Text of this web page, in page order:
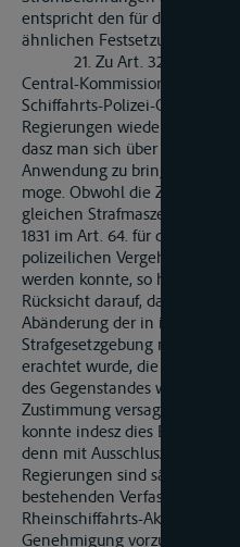
entspricht den für die Elbe
ähnlichen Festsetzungen.
21. Zu Art. 32. Bei den
Central-Kommission uber den
Schiffahrts-Polizei-Ordnung
Regierungen wiederholt der
dasz man sich über eine
Anwendung zu bringende
moge. Obwohl die
gleichen Strafmaszes für alle
1831 im Art. 64. für die in den
polizeilichen Vergehen
werden konnte, so haben
Rücksicht darauf, dasz eine
Abänderung der in ihrem
Strafgesetzgebung möglich
erachtet wurde, die Thätigkeit
des Gegenstandes wegen in
Zustimmung versagen zu
konnte indesz dies Bedenken
denn mit Ausschlusz der
Regierungen sind sämmtliche
bestehenden Verfassungen
Rheinschiffahrts-Akte ihren
Genehmigung vorzulegen, so